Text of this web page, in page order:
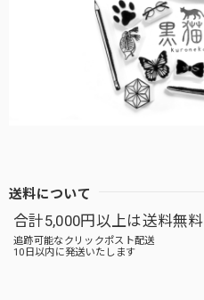
送料について
合計5,000円以上は送料無料
追跡可能なクリックポスト配送
10日以内に発送いたします